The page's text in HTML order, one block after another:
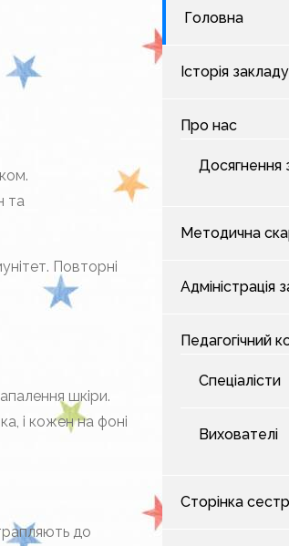
та
Повторні
шкіри.
і кожен на фоні
до
Головна
Історія закладу
Про нас
Досягнення
Методична
Адміністрація
Педагогічний
Спеціалісти
Вихователі
Сторінка